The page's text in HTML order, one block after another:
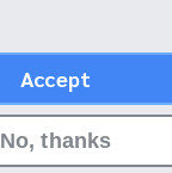
Accept
No, thanks